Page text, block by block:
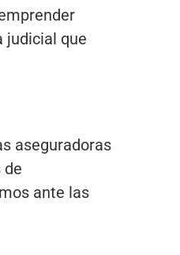
judicial que
aseguradoras
de
ante las